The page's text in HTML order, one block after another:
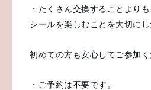
・たくさん交換することよりも
シールを楽しむことを大切にし
初めての方も安心してご参加く
・ご予約は不要です。